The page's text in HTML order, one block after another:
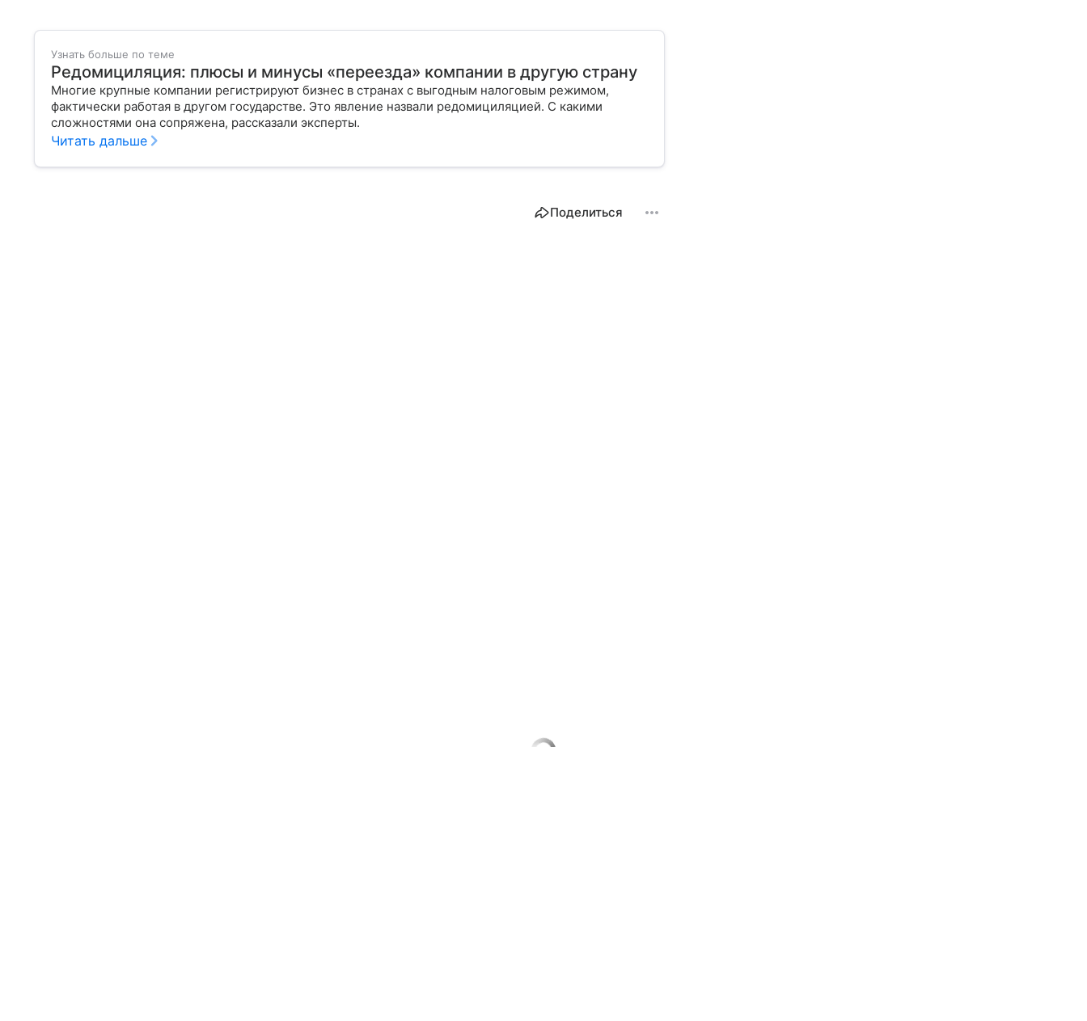
Узнать больше по теме
Редомициляция: плюсы и минусы «переезда» компании в другую страну
Многие крупные компании регистрируют бизнес в странах с выгодным налоговым режимом,
фактически работая в другом государстве. Это явление назвали редомициляцией. С какими
сложностями она сопряжена, рассказали эксперты.
Читать дальше
Поделиться